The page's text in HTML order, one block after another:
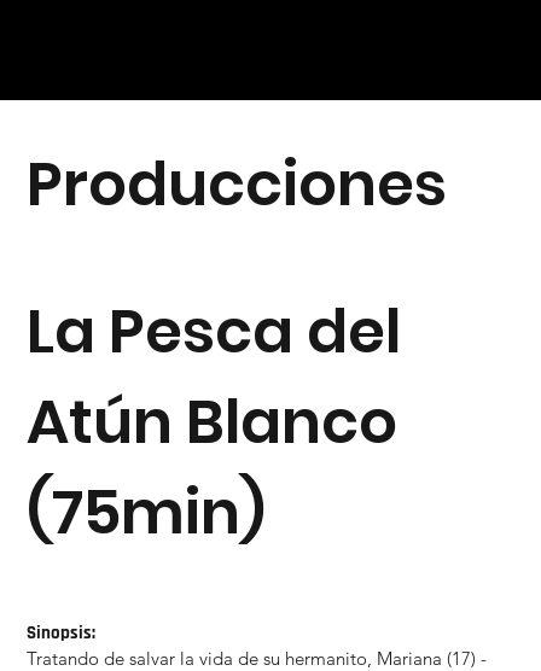
Sinopsis:
Tratando de salvar la vida de su hermanito, Mariana (17) -
La Pesca del
Atún Blanco
(75min)
Producciones